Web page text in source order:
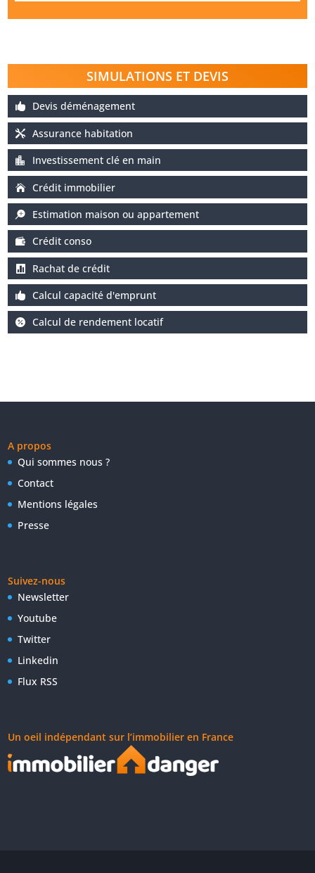
SIMULATIONS ET DEVIS
Devis déménagement
Assurance habitation
Investissement clé en main
Crédit immobilier
Estimation maison ou appartement
Crédit conso
Rachat de crédit
Calcul capacité d'emprunt
Calcul de rendement locatif
A propos
Qui sommes nous ?
Contact
Mentions légales
Presse
Suivez-nous
Newsletter
Youtube
Twitter
Linkedin
Flux RSS
Un oeil indépendant sur l’immobilier en France